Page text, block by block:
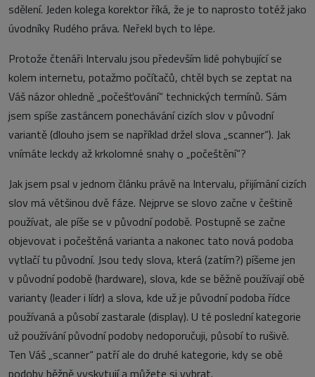
sdělení. Jeden kolega korektor říká, že je to naprosto totéž jako
úvodníky Rudého práva. Neřekl bych to lépe.
Protože čtenáři Intervalu jsou především lidé pohybující se
kolem internetu, potažmo počítačů, chtěl bych se zeptat na
Váš názor ohledně „počešťování“ technických termínů. Sám
jsem spíše zastáncem ponechávání cizích slov v původní
variantě (dlouho jsem se například držel slova „scanner“). Jak
vnímáte leckdy až krkolomné snahy o „počeštění“?
Jak jsem psal v jednom článku právě na Intervalu, přijímání cizích
slov má většinou dvě fáze. Nejprve se slovo začne v češtině
používat, ale píše se v původní podobě. Postupně se začne
objevovat i počeštěná varianta a nakonec tato nová podoba
vytlačí tu původní. Jsou tedy slova, která (zatím?) píšeme jen
v původní podobě (hardware), slova, kde se běžně používají obě
varianty (leader i lídr) a slova, kde už je původní podoba řídce
používaná a působí zastarale (display). U té poslední kategorie
už používání původní podoby nedoporučuji, působí to rušivě.
Ten Váš „scanner“ patří ale do druhé kategorie, kdy se obě
podoby běžně vyskytují a můžete si vybrat.